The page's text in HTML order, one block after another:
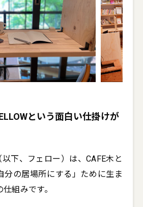
という面白い仕掛けが
下、フェロー）は、CAFE木と
分の居場所にする」ために生ま
組みです。